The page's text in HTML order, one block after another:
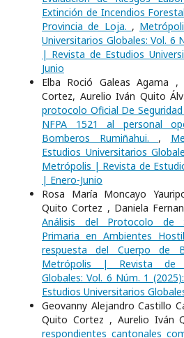
Extinción de Incendios
Provincia de Loja. ,
Universitarios Globales: Vol. 6
| Revista de Estudios
Junio
Elba Roció Galeas Agama
Cortez, Aurelio Iván Quito
protocolo Oficial De
NFPA 1521 al personal
Bomberos Rumiñahui. ,
Estudios Universitarios
Metrópolis | Revista de
| Enero-Junio
Rosa María Moncayo
Quito Cortez , Daniela
Análisis del Protocolo de
Primaria en Ambientes
respuesta del Cuerpo de
Metrópolis | Revista de
Globales: Vol. 6 Núm. 1
Estudios Universitarios
Geovanny Alejandro Castillo
Quito Cortez , Aurelio Iván
respondientes cantonales